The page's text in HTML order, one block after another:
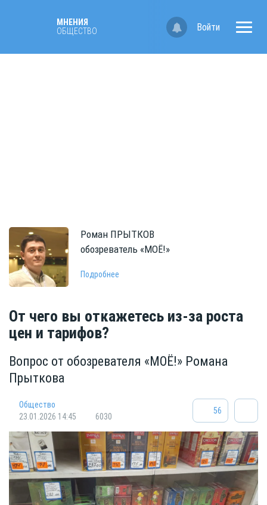
МНЕНИЯ
ОБЩЕСТВО
Войти
Роман ПРЫТКОВ
обозреватель «МОЁ!»
Подробнее
От чего вы откажетесь из-за роста
цен и тарифов?
Вопрос от обозревателя «МОЁ!» Романа
Прыткова
Общество
23.01.2026 14:45
6030
56